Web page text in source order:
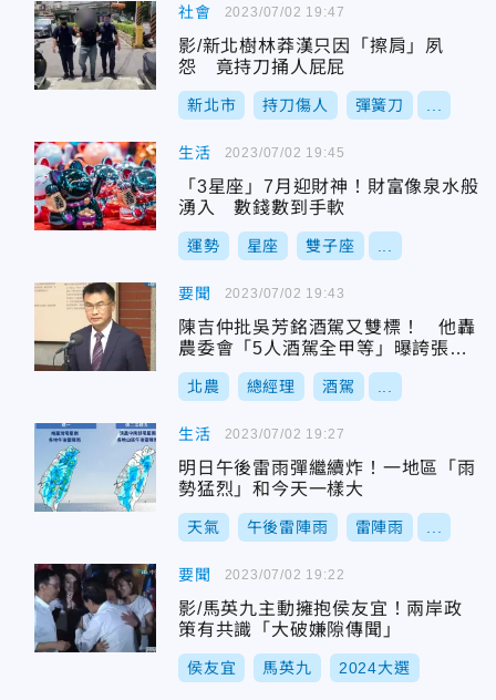
社會
影/新北樹林莽漢只因「擦肩」夙
怨 竟持刀捅人屁屁
新北市 持刀傷人 彈簧刀
2023/07/02 19:47
生活
「3星座」7月迎財神！財富像泉水般
湧入 數錢數到手軟
運勢 星座 雙子座
2023/07/02 19:45
要聞
陳吉仲批吳芳銘酒駕又雙標！ 他轟
農委會「5人酒駕全甲等」曝誇張事
由：配合公務所需
北農 總經理 酒駕
2023/07/02 19:43
生活
明日午後雷雨彈繼續炸！一地區「雨
勢猛烈」和今天一樣大
天氣 午後雷陣雨 雷陣雨
2023/07/02 19:27
要聞
影/馬英九主動擁抱侯友宜！兩岸政
策有共識「大破嫌隙傳聞」
侯友宜 馬英九 2024大選
2023/07/02 19:22